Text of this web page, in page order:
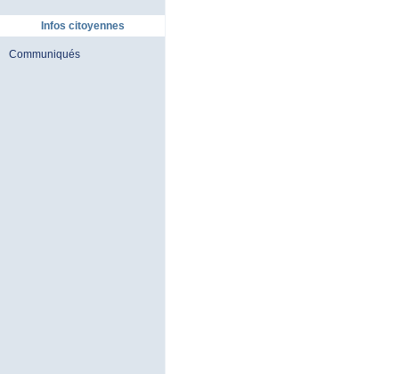
Infos citoyennes
Communiqués